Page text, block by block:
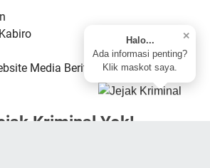
✕
Halo...
Ada informasi penting?
Klik maskot saya.
Media Berita
Kriminal Yok!